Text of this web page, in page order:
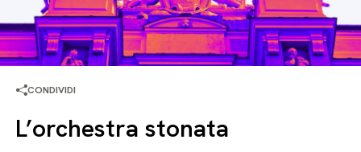
CONDIVIDI
L’orchestra stonata